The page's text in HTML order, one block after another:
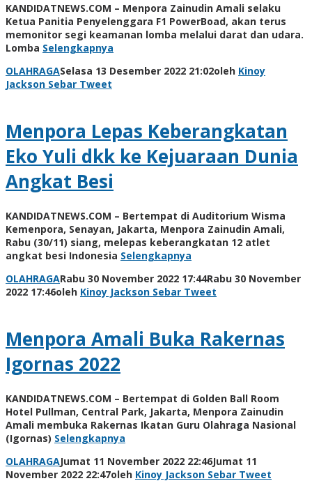
KANDIDATNEWS.COM – Menpora Zainudin Amali selaku
Ketua Panitia Penyelenggara F1 PowerBoad, akan terus
memonitor segi keamanan lomba melalui darat dan udara.
Lomba Selengkapnya
OLAHRAGASelasa 13 Desember 2022 21:02oleh Kinoy
Jackson Sebar Tweet
Menpora Lepas Keberangkatan
Eko Yuli dkk ke Kejuaraan Dunia
Angkat Besi
KANDIDATNEWS.COM – Bertempat di Auditorium Wisma
Kemenpora, Senayan, Jakarta, Menpora Zainudin Amali,
Rabu (30/11) siang, melepas keberangkatan 12 atlet
angkat besi Indonesia Selengkapnya
OLAHRAGARabu 30 November 2022 17:44Rabu 30 November
2022 17:46oleh Kinoy Jackson Sebar Tweet
Menpora Amali Buka Rakernas
Igornas 2022
KANDIDATNEWS.COM – Bertempat di Golden Ball Room
Hotel Pullman, Central Park, Jakarta, Menpora Zainudin
Amali membuka Rakernas Ikatan Guru Olahraga Nasional
(Igornas) Selengkapnya
OLAHRAGAJumat 11 November 2022 22:46Jumat 11
November 2022 22:47oleh Kinoy Jackson Sebar Tweet